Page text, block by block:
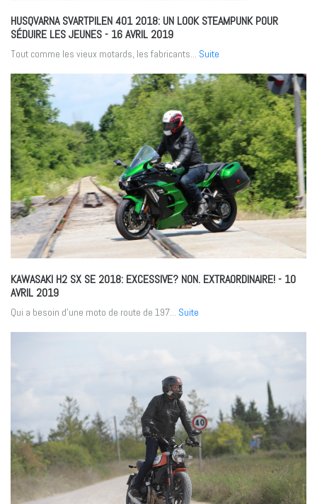
HUSQVARNA SVARTPILEN 401 2018: UN LOOK STEAMPUNK POUR
SÉDUIRE LES JEUNES- 16 AVRIL 2019
Tout comme les vieux motards, les fabricants... Suite
KAWASAKI H2 SX SE 2018: EXCESSIVE? NON. EXTRAORDINAIRE!- 10
AVRIL 2019
Qui a besoin d’une moto de route de 197... Suite